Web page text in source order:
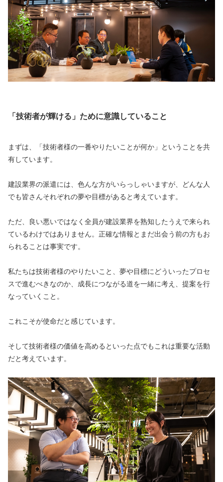
「技術者が輝ける」ために意識していること
まずは、「技術者様の一番やりたいことが何か」ということを共
有しています。
建設業界の派遣には、色んな方がいらっしゃいますが、どんな人
でも皆さんそれぞれの夢や目標があると考えています。
ただ、良い悪いではなく全員が建設業界を熟知したうえで来られ
ているわけではありません。正確な情報とまだ出会う前の方もお
られることは事実です。
私たちは技術者様のやりたいこと、夢や目標にどういったプロセ
スで進むべきなのか、成長につながる道を一緒に考え、提案を行
なっていくこと。
これこそが使命だと感じています。
そして技術者様の価値を高めるといった点でもこれは重要な活動
だと考えています。